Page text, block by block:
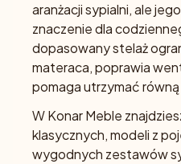
aranżacji sypialni, ale
znaczenie dla
dopasowany stelaż
materaca, poprawia
pomaga utrzymać
W Konar Meble
klasycznych, modeli z
wygodnych zestawów